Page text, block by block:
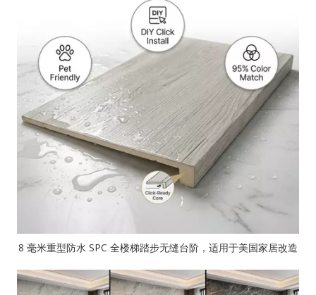
8 毫米重型防水 SPC 全楼梯踏步无缝台阶，适用于美国家居改造